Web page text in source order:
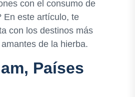
con el consumo de
En este artículo, te
con los destinos más
de la hierba.
Países